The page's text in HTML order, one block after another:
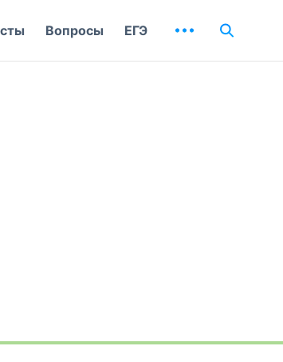
Вопросы ЕГЭ